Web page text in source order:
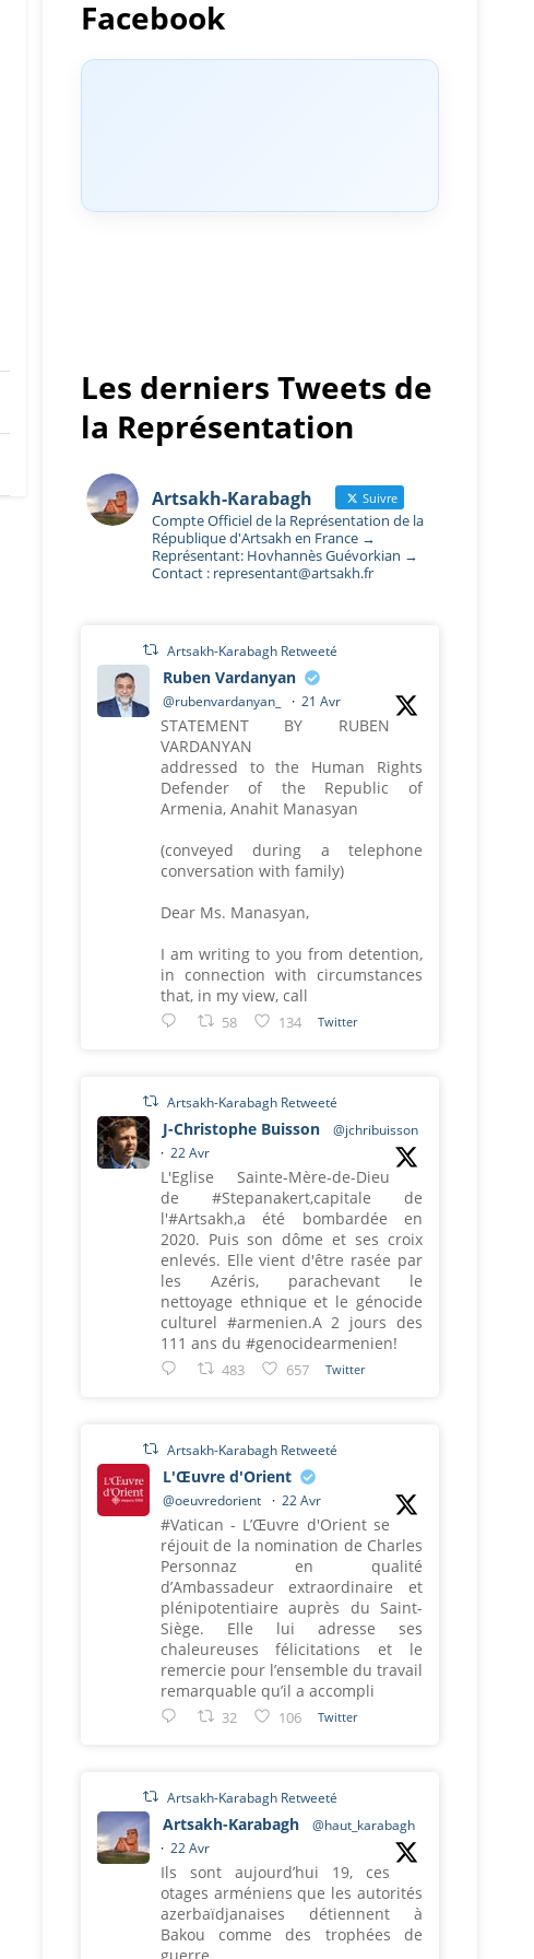
Facebook
Les derniers Tweets de
la Représentation
Artsakh-Karabagh Suivre
Compte Officiel de la Représentation de la
République d'Artsakh en France →
Représentant: Hovhannès Guévorkian →
Contact : representant@artsakh.fr
Artsakh-Karabagh Retweeté
Ruben Vardanyan
@rubenvardanyan_ · 21 Avr
STATEMENT BY RUBEN
VARDANYAN
addressed to the Human Rights
Defender of the Republic of
Armenia, Anahit Manasyan
(conveyed during a telephone
conversation with family)
Dear Ms. Manasyan,
I am writing to you from detention,
in connection with circumstances
that, in my view, call
58 134 Twitter
Artsakh-Karabagh Retweeté
J-Christophe Buisson
@jchribuisson
· 22 Avr
L'Eglise Sainte-Mère-de-Dieu
de #Stepanakert,capitale de
l'#Artsakh,a été bombardée en
2020. Puis son dôme et ses croix
enlevés. Elle vient d'être rasée par
les Azéris, parachevant le
nettoyage ethnique et le génocide
culturel #armenien.A 2 jours des
111 ans du #genocidearmenien!
483 657 Twitter
Artsakh-Karabagh Retweeté
L'Œuvre d'Orient
@oeuvredorient · 22 Avr
#Vatican - L’Œuvre d'Orient se
réjouit de la nomination de Charles
Personnaz en qualité
d’Ambassadeur extraordinaire et
plénipotentiaire auprès du Saint-
Siège. Elle lui adresse ses
chaleureuses félicitations et le
remercie pour l’ensemble du travail
remarquable qu’il a accompli
32 106 Twitter
Artsakh-Karabagh Retweeté
Artsakh-Karabagh
@haut_karabagh
· 22 Avr
Ils sont aujourd’hui 19, ces
otages arméniens que les autorités
azerbaïdjanaises détiennent à
Bakou comme des trophées de